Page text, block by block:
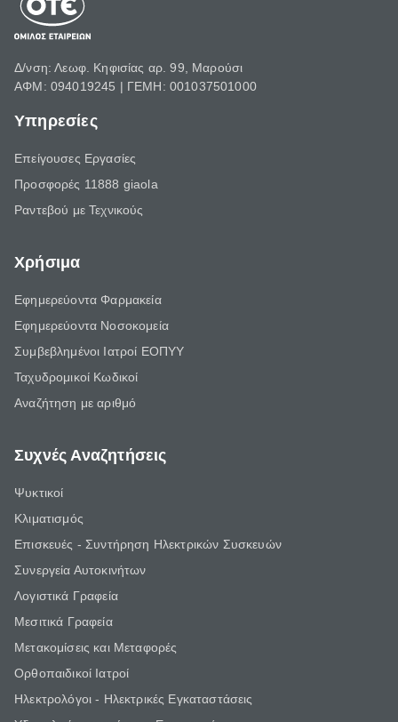
Δ/νση: Λεωφ. Κηφισίας αρ. 99, Μαρούσι
ΑΦΜ: 094019245 | ΓΕΜΗ: 001037501000
Υπηρεσίες
Επείγουσες Εργασίες
Προσφορές 11888 giaola
Ραντεβού με Τεχνικούς
Χρήσιμα
Εφημερεύοντα Φαρμακεία
Εφημερεύοντα Νοσοκομεία
Συμβεβλημένοι Ιατροί ΕΟΠΥΥ
Ταχυδρομικοί Κωδικοί
Αναζήτηση με αριθμό
Συχνές Αναζητήσεις
Ψυκτικοί
Κλιματισμός
Επισκευές - Συντήρηση Ηλεκτρικών Συσκευών
Συνεργεία Αυτοκινήτων
Λογιστικά Γραφεία
Μεσιτικά Γραφεία
Μετακομίσεις και Μεταφορές
Ορθοπαιδικοί Ιατροί
Ηλεκτρολόγοι - Ηλεκτρικές Εγκαταστάσεις